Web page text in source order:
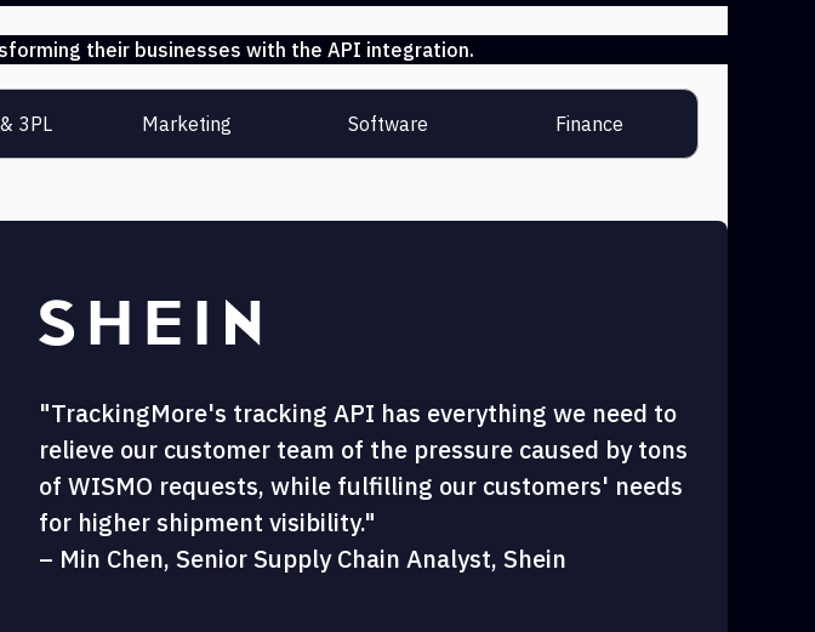
their businesses with the API integration.
3PL Marketing Software Finance
"TrackingMore's tracking API has everything we need to
relieve our customer team of the pressure caused by tons
of WISMO requests, while fulfilling our customers' needs
for higher shipment visibility."
– Min Chen, Senior Supply Chain Analyst, Shein